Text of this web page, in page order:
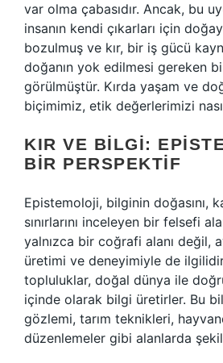
var olma çabasıdır. Ancak, bu
insanın kendi çıkarları için
bozulmuş ve kır, bir iş gücü
doğanın yok edilmesi gereken
görülmüştür. Kırda yaşam ve
biçimimiz, etik değerlerimizi
KIR VE BILGI:
BIR PERSPEKTIF
Epistemoloji, bilginin doğasını,
sınırlarını inceleyen bir felsefi
yalnızca bir coğrafi alanı değil,
üretimi ve deneyimiyle de
topluluklar, doğal dünya ile
içinde olarak bilgi üretirler. Bu
gözlemi, tarım teknikleri,
düzenlemeler gibi alanlarda